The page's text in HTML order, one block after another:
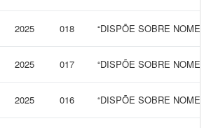
2025 018 “DISPÕE SOBRE
2025 017 “DISPÕE SOBRE
2025 016 “DISPÕE SOBRE